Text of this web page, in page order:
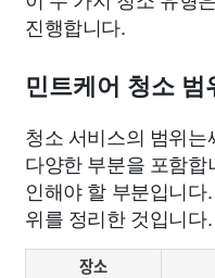
진행합니다.
민트케어 청소 범
청소 서비스의 범위
다양한 부분을 포함
인해야 할 부분입니
위를 정리한 것입니다.
장소